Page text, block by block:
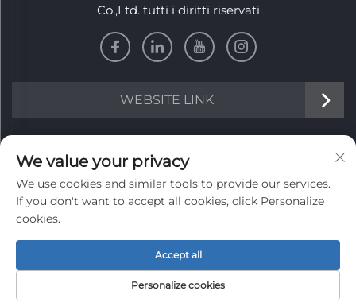
Co.,Ltd. tutti i diritti riservati
WEBSITE LINK
Informazioni
Iscriviti per ricevere la nostra newsletter settimanale
INVIA
We value your privacy
We use cookies and similar tools to provide our services.
If you don't want to accept all cookies, click Personalize
cookies.
Personalize cookies
Accept all